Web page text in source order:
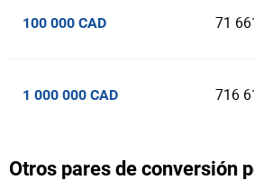
100 000 CAD 71
1 000 000 CAD 716
Otros pares de conversión